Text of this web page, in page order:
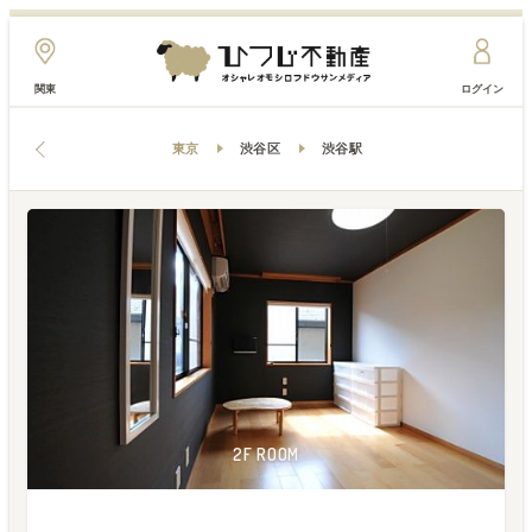
関東 ログイン
東京 渋谷区 渋谷駅
2F ROOM
2F ROOM
1F ROOM
2F ROOM
2F ROOM
2F ROOM
2F ROOM
2F ROOM
2F ROOM
2F ROOM